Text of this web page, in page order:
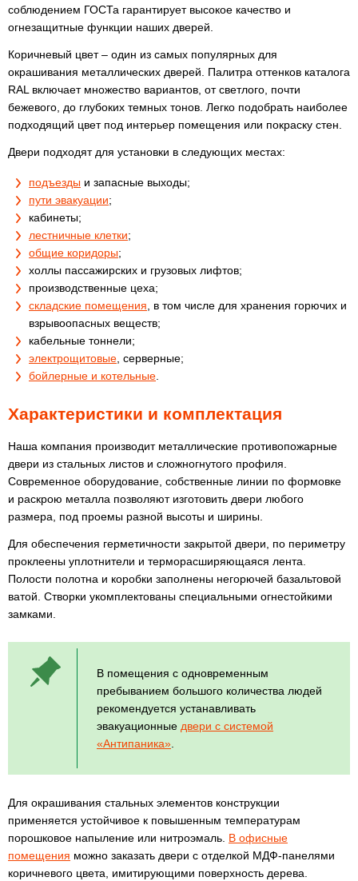
соблюдением ГОСТа гарантирует высокое качество и
огнезащитные функции наших дверей.
Коричневый цвет – один из самых популярных для
окрашивания металлических дверей. Палитра оттенков каталога
RAL включает множество вариантов, от светлого, почти
бежевого, до глубоких темных тонов. Легко подобрать наиболее
подходящий цвет под интерьер помещения или покраску стен.
Двери подходят для установки в следующих местах:
подъезды и запасные выходы;
пути эвакуации;
кабинеты;
лестничные клетки;
общие коридоры;
холлы пассажирских и грузовых лифтов;
производственные цеха;
складские помещения, в том числе для хранения горючих и
взрывоопасных веществ;
кабельные тоннели;
электрощитовые, серверные;
бойлерные и котельные.
Характеристики и комплектация
Наша компания производит металлические противопожарные
двери из стальных листов и сложногнутого профиля.
Современное оборудование, собственные линии по формовке
и раскрою металла позволяют изготовить двери любого
размера, под проемы разной высоты и ширины.
Для обеспечения герметичности закрытой двери, по периметру
проклеены уплотнители и терморасширяющаяся лента.
Полости полотна и коробки заполнены негорючей базальтовой
ватой. Створки укомплектованы специальными огнестойкими
замками.
В помещения с одновременным
пребыванием большого количества людей
рекомендуется устанавливать
эвакуационные двери с системой
«Антипаника».
Для окрашивания стальных элементов конструкции
применяется устойчивое к повышенным температурам
порошковое напыление или нитроэмаль. В офисные
помещения можно заказать двери с отделкой МДФ-панелями
коричневого цвета, имитирующими поверхность дерева.